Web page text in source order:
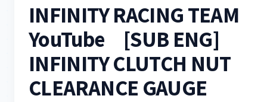
INFINITY RACING TEAM
YouTube [SUB ENG]
INFINITY CLUTCH NUT
CLEARANCE GAUGE